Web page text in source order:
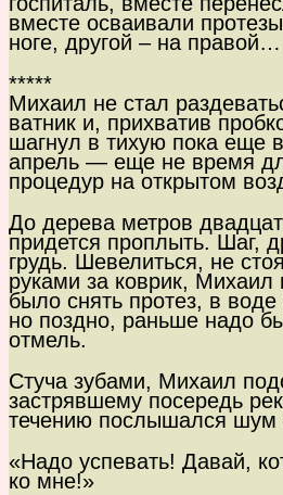
вместе осваивали
ноге, другой – на правой…
*****
Михаил не стал
ватник и, прихватив
шагнул в тихую пока еще
апрель — еще не время
процедур на открытом
До дерева метров
придется проплыть. Шаг,
грудь. Шевелиться, не
руками за коврик,
было снять протез, в
но поздно, раньше надо
отмель.
Стуча зубами, Михаил
застрявшему посередь
течению послышался шум
«Надо успевать! Давай,
ко мне!»